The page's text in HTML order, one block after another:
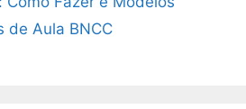
de Aula BNCC